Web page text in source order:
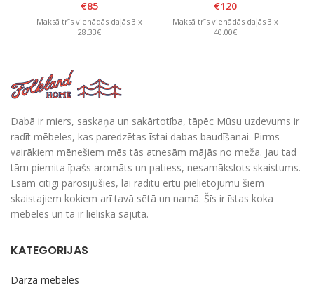
noņemamu vāku
Brūns/Dzeltens
€85
Maksā trīs vienādās daļās 3 x
28.33€
sešstūra, Balts/Grafīts
€120
Maksā trīs vienādās daļās 3 x
40.00€
Dabā ir miers, saskaņa un sakārtotība, tāpēc Mūsu uzdevums ir
radīt mēbeles, kas paredzētas īstai dabas baudīšanai. Pirms
vairākiem mēnešiem mēs tās atnesām mājās no meža. Jau tad
tām piemita īpašs aromāts un patiess, nesamākslots skaistums.
Esam cītīgi parosījušies, lai radītu ērtu pielietojumu šiem
skaistajiem kokiem arī tavā sētā un namā. Šīs ir īstas koka
mēbeles un tā ir lieliska sajūta.
KATEGORIJAS
Dārza mēbeles